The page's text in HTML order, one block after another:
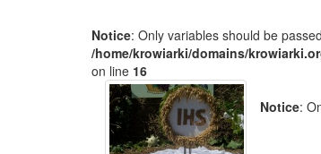
Notice: Only variables should be
/home/krowiarki/domains/
on line 16
Notice: